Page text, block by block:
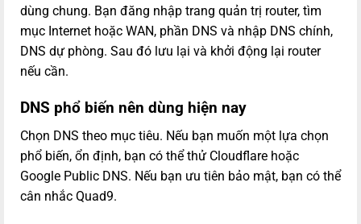
dùng chung. Bạn đăng nhập trang quản trị router, tìm
mục Internet hoặc WAN, phần DNS và nhập DNS chính,
DNS dự phòng. Sau đó lưu lại và khởi động lại router
nếu cần.
DNS phổ biến nên dùng hiện nay
Chọn DNS theo mục tiêu. Nếu bạn muốn một lựa chọn
phổ biến, ổn định, bạn có thể thử Cloudflare hoặc
Google Public DNS. Nếu bạn ưu tiên bảo mật, bạn có thể
cân nhắc Quad9.